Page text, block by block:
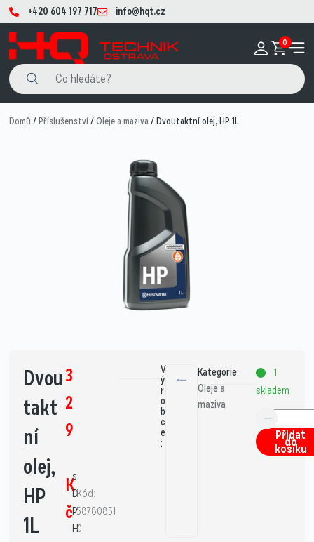
+420 604 197 717 info@hqt.cz
0
Domů /Příslušenství/Oleje a maziva / Dvoutaktní olej, HP 1L
Dvou
takt
ní
olej,
HP
1L
3
2
9
K
č
s
D
P
H
Kód:
58780851
0
V
ý
r
o
b
c
e
:
Kategorie:
Oleje a
maziva
1
skladem
Přidat
do
košíku